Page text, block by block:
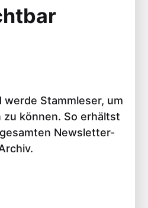
werde Stammleser, um
zu können. So erhältst
Newsletter-